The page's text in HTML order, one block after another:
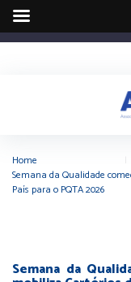
Home
Semana da Qualidade
País para o PQTA 2026
Semana da